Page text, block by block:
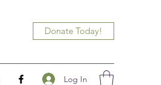
Donate Today!
Log In